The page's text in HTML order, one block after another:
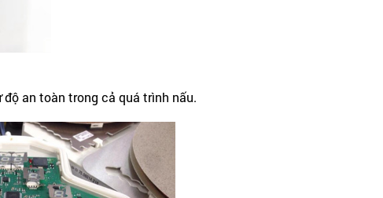
an toàn trong cả quá trình nấu.